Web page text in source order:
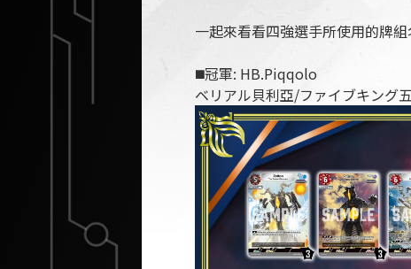
一起來看看四強選手所使用的牌組
◼️冠軍: HB.Piqqolo
ベリアル貝利亞/ファイブキング